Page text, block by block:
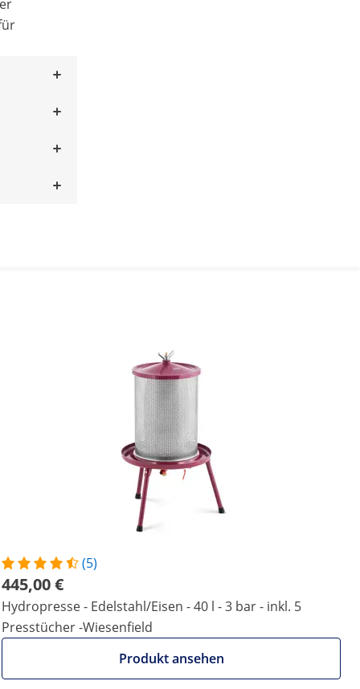
(5)
445,00 €
Hydropresse - Edelstahl/Eisen - 40 l - 3 bar - inkl. 5
Presstücher -Wiesenfield
Produkt ansehen